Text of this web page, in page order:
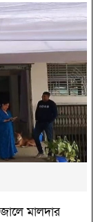
মালদার